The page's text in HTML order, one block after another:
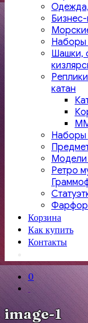
Наборы
Шашки,
катан
Наборы
Модели
Ретро
Корзина
Как купить
Контакты
0
image-1